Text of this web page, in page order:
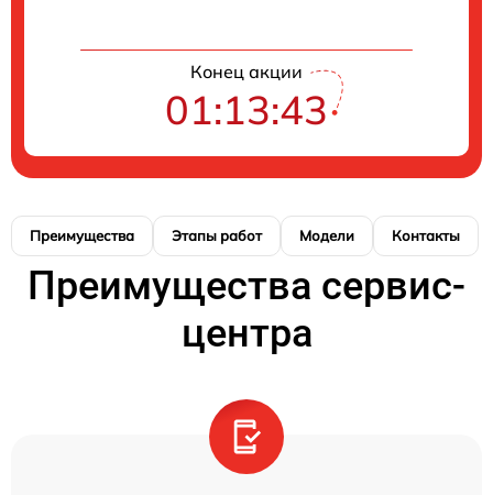
Конец акции
01:13:42
Преимущества Этапы работ Модели Контакты
Преимущества сервис-
центра